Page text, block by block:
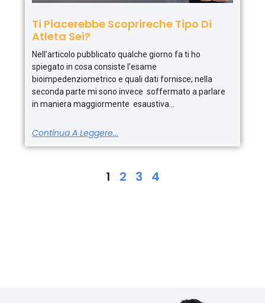
Ti Piacerebbe Scoprireche Tipo Di
Atleta Sei?
Nell’articolo pubblicato qualche giorno fa ti ho
spiegato in cosa consiste l’esame
bioimpedenziometrico e quali dati fornisce; nella
seconda parte mi sono invece soffermato a parlare
in maniera maggiormente esaustiva
Continua A Leggere...
1 2 3 4